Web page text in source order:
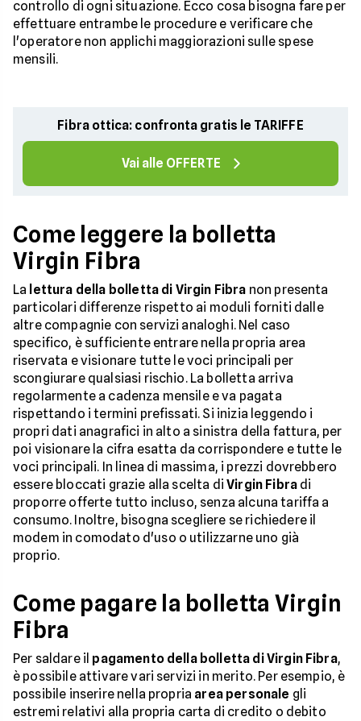
controllo di ogni situazione. Ecco cosa bisogna fare per
effettuare entrambe le procedure e verificare che
l'operatore non applichi maggiorazioni sulle spese
mensili.
Fibra ottica: confronta gratis le TARIFFE
Vai alle OFFERTE
Come leggere la bolletta
Virgin Fibra
La lettura della bolletta di Virgin Fibra non presenta
particolari differenze rispetto ai moduli forniti dalle
altre compagnie con servizi analoghi. Nel caso
specifico, è sufficiente entrare nella propria area
riservata e visionare tutte le voci principali per
scongiurare qualsiasi rischio. La bolletta arriva
regolarmente a cadenza mensile e va pagata
rispettando i termini prefissati. Si inizia leggendo i
propri dati anagrafici in alto a sinistra della fattura, per
poi visionare la cifra esatta da corrispondere e tutte le
voci principali. In linea di massima, i prezzi dovrebbero
essere bloccati grazie alla scelta diVirgin Fibra di
proporre offerte tutto incluso, senza alcuna tariffa a
consumo. Inoltre, bisogna scegliere se richiedere il
modem in comodato d'uso o utilizzarne uno già
proprio.
Come pagare la bolletta Virgin
Fibra
Per saldare il pagamento della bolletta di Virgin Fibra,
è possibile attivare vari servizi in merito. Per esempio, è
possibile inserire nella propria area personale gli
estremi relativi alla propria carta di credito o debito